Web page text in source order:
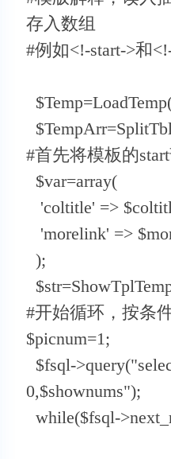
存入数组
#例如<!-start->和
#首先将模板的
$var=array(
'coltitle' =>
'morelink' =>
);
#开始循环，按条
$picnum=1;
$fsql-
0,$shownums");
while($fsql-